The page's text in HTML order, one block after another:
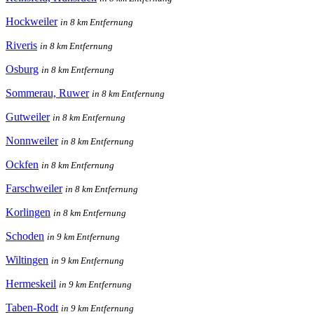
Hockweiler in 8 km Entfernung
Riveris in 8 km Entfernung
Osburg in 8 km Entfernung
Sommerau, Ruwer in 8 km Entfernung
Gutweiler in 8 km Entfernung
Nonnweiler in 8 km Entfernung
Ockfen in 8 km Entfernung
Farschweiler in 8 km Entfernung
Korlingen in 8 km Entfernung
Schoden in 9 km Entfernung
Wiltingen in 9 km Entfernung
Hermeskeil in 9 km Entfernung
Taben-Rodt in 9 km Entfernung